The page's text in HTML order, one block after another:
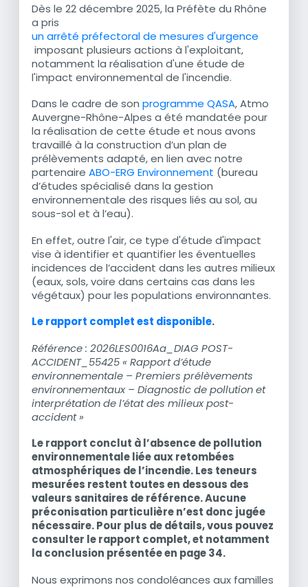
Dès le 22 décembre 2025, la Préfète du Rhône
a pris
un arrêté préfectoral de mesures d'urgence
imposant plusieurs actions à l'exploitant,
notamment la réalisation d'une étude de
l'impact environnemental de l'incendie.
Dans le cadre de sonprogramme QASA, Atmo
Auvergne-Rhône-Alpes a été mandatée pour
la réalisation de cette étude et nous avons
travaillé à la construction d’un plan de
prélèvements adapté, en lien avec notre
partenaireABO-ERG Environnement (bureau
d’études spécialisé dans la gestion
environnementale des risques liés au sol, au
sous-sol et à l’eau).
En effet, outre l'air, ce type d'étude d'impact
vise à identifier et quantifier les éventuelles
incidences de l’accident dans les autres milieux
(eaux, sols, voire dans certains cas dans les
végétaux) pour les populations environnantes.
Le rapport complet est disponible.
Référence : 2026LES0016Aa_DIAG POST-
ACCIDENT_55425 « Rapport d’étude
environnementale – Premiers prélèvements
environnementaux – Diagnostic de pollution et
interprétation de l’état des milieux post-
accident »
Le rapport conclut à l’absence de pollution
environnementale liée aux retombées
atmosphériques de l’incendie. Les teneurs
mesurées restent toutes en dessous des
valeurs sanitaires de référence. Aucune
préconisation particulière n’est donc jugée
nécessaire. Pour plus de détails, vous pouvez
consulter le rapport complet, et notamment
la conclusion présentée en page 34.
Nous exprimons nos condoléances aux familles